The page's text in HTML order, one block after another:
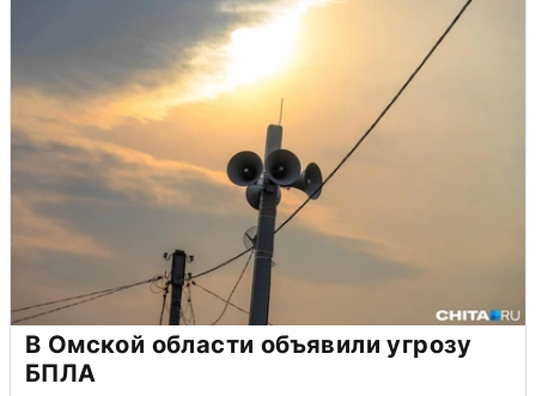
В Омской области объявили угрозу
БПЛА